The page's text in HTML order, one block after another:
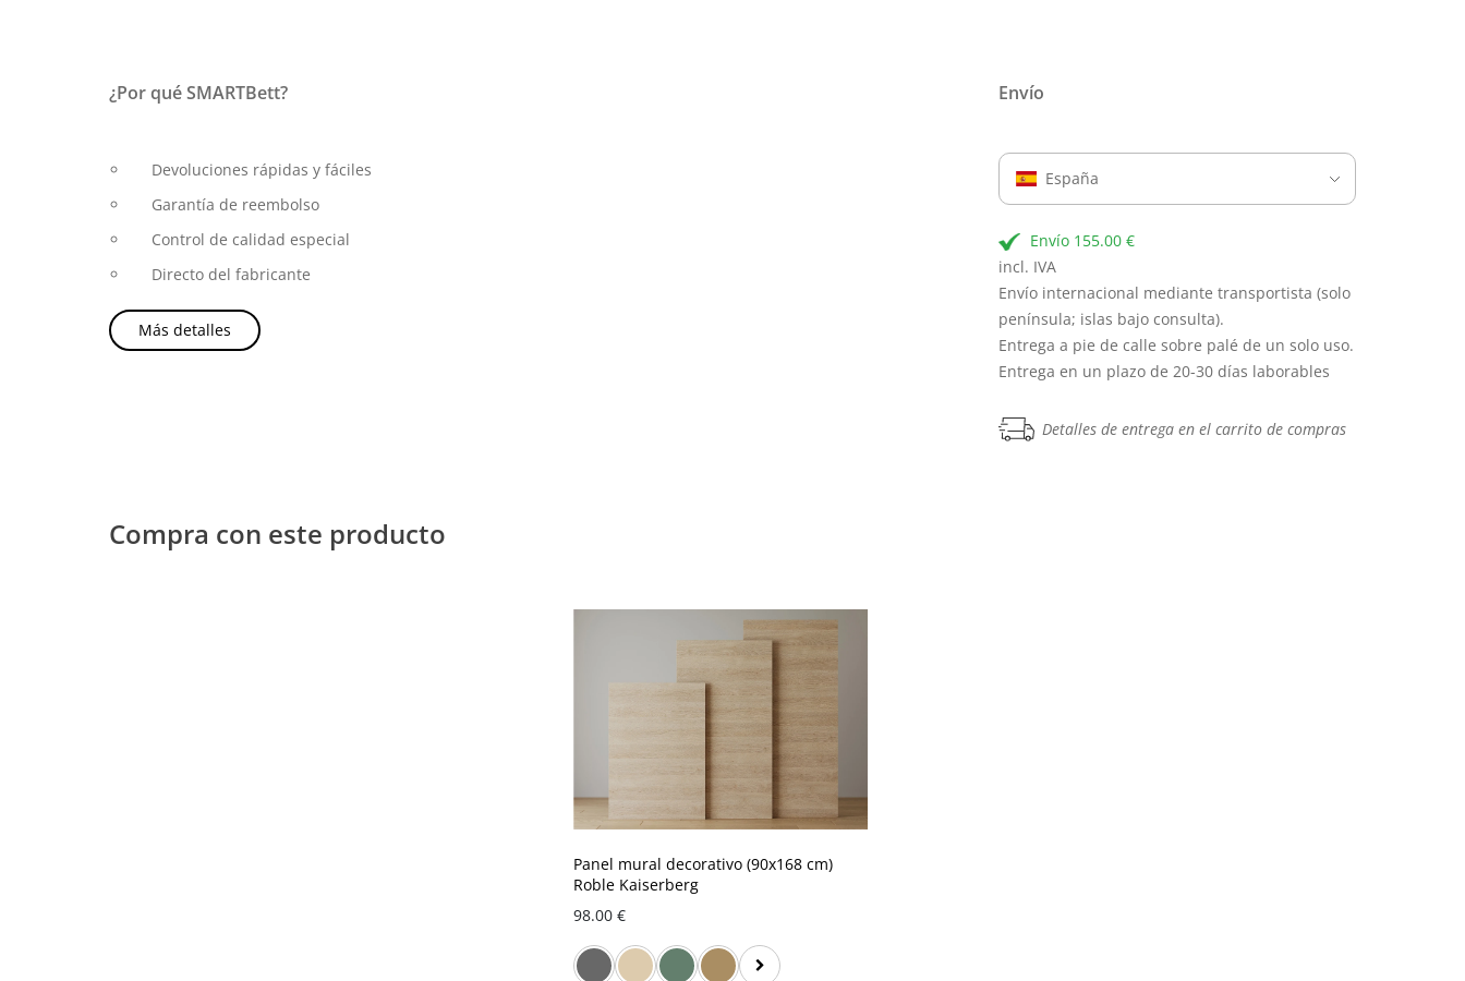
¿Por qué SMARTBett?
Devoluciones rápidas y fáciles
Garantía de reembolso
Control de calidad especial
Directo del fabricante
Más detalles
Envío
España
Envío 155.00 €
incl. IVA
Envío internacional mediante transportista (solo
península; islas bajo consulta).
Entrega a pie de calle sobre palé de un solo uso.
Entrega en un plazo de 20-30 días laborables
Detalles de entrega en el carrito de compras
Compra con este producto
Panel mural decorativo (90x168 cm)
Roble Kaiserberg
98.00 €